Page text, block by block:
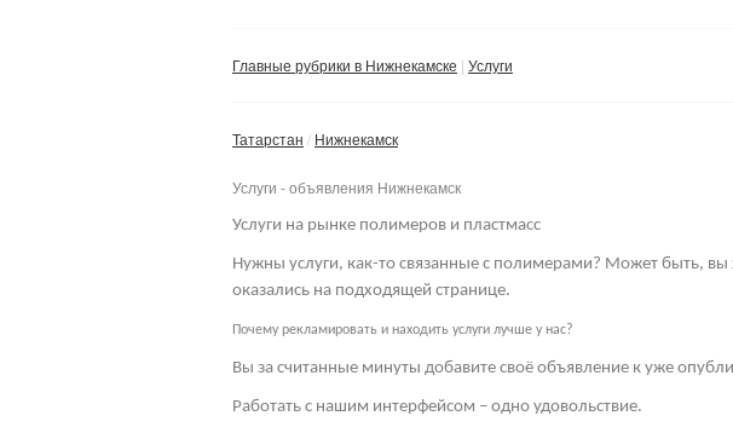
Главные рубрики в Нижнекамске Услуги
Татарстан Нижнекамск
Услуги - объявления Нижнекамск
Услуги на рынке полимеров и пластмасс
Нужны услуги, как-то связанные с полимерами? Может быть,
оказались на подходящей странице.
Почему рекламировать и находить услуги лучше у нас?
Вы за считанные минуты добавите своё объявление к уже
Работать с нашим интерфейсом – одно удовольствие.